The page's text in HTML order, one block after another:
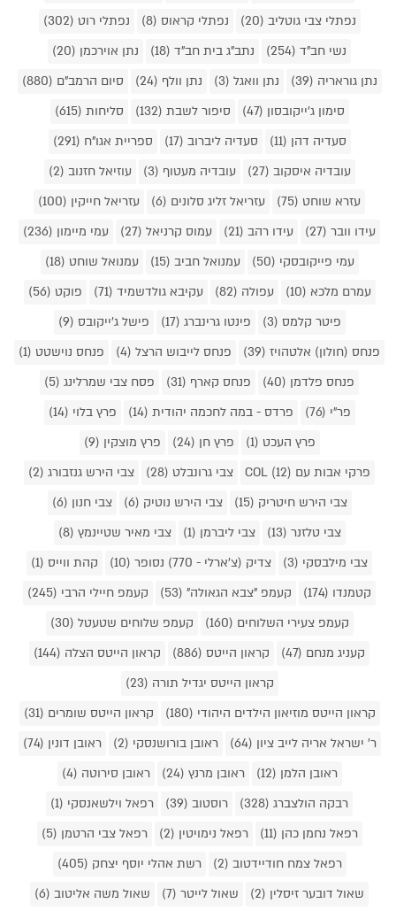
נפתלי צבי גוטליב (20)
נפתלי קראוס (8)
נפתלי רוט (302)
נשי חב"ד (254)
נתב"ג בית חב"ד (18)
נתן אוירכמן (20)
נתן גוראריה (39)
נתן וואגל (3) נתן וולף (24)
סיום הרמב"ם (880)
סימון ג'ייקובסון (47)
סיפור לשבת (132)
סליחות (615)
סעדיה דהן (11)
סעדיה ליברוב (17)
ספריית אגו"ח (291)
עובדיה איסקוב (27)
עובדיה מעטוף (3)
עוזיאל חזנוב (2)
עזרא שוחט (75)
עזריאל זליג סלונים (6)
עזריאל חייקין (100)
עידו וובר (27)
עידו רהב (21) עמוס קרניאל (27)
עמי מיימון (236)
עמי פייקובסקי (50)
עמנואל חביב (15)
עמנואל שוחט (18)
עמרם מלכא (10)
עפולה (82) עקיבא גולדשמיד (71)
פוקט (56)
פיטר קלמס (3)
פינטו גרינברג (17)
פישל ג'ייקובס (9)
פנחס (חולון) אלטהויז (39)
פנחס לייבוש הרצל (4)
פנחס נוישטט (1)
פנחס פלדמן (40)
פנחס קארף (31)
פסח צבי שמרלינג (5)
פר"י (76)
פרדס - במה לחכמה יהודית (14)
פרץ בלוי (14)
פרץ העכט (1)
פרץ חן (24)
פרץ מוצקין (9)
פרקי אבות עם COL (12)
צבי גרונבלט (28)
צבי הירש גנזבורג (2)
צבי הירש חיטריק (15)
צבי הירש נוטיק (6)
צבי חנון (6)
צבי טלזנר (13)
צבי ליברמן (1)
צבי מאיר שטיינמץ (8)
צבי מילבסקי (3)
צדיק (צ'ארלי - 770) נסופר (10)
קהת ווייס (1)
קטמנדו (174)
קעמפ "צבא הגאולה" (53)
קעמפ חיילי הרבי (245)
קעמפ צעירי השלוחים (160)
קעמפ שלוחים שטעטל (30)
קעניג מנחם (47)
קראון הייטס (886)
קראון הייטס הצלה (144)
קראון הייטס יגדיל תורה (23)
קראון הייטס מוזיאון הילדים היהודי (180)
קראון הייטס שומרים (31)
ר' ישראל אריה לייב ציון (64)
ראובן בורושנסקי (2)
ראובן דונין (74)
ראובן הלמן (12)
ראובן מרנץ (24)
ראובן סירוטה (4)
רבקה הולצברג (328)
רוסטוב (39)
רפאל וילשאנסקי (1)
רפאל נחמן כהן (11)
רפאל נימויטין (2)
רפאל צבי הרטמן (5)
רפאל צמח חודיידטוב (2)
רשת אהלי יוסף יצחק (405)
שאול דובער זיסלין (2)
שאול לייטר (7)
שאול משה אליטוב (6)